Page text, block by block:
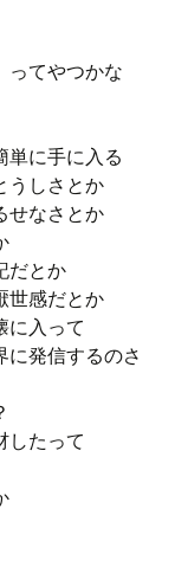
ってやつかな
に手に入る
うしさとか
なさとか
だとか
世感だとか
入って
発信するのさ
したって